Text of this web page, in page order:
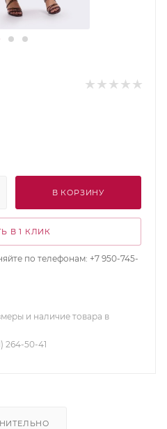
В КОРЗИНУ
В 1 КЛИК
по телефонам: +7 950-745-
и наличие товара в
264-50-41